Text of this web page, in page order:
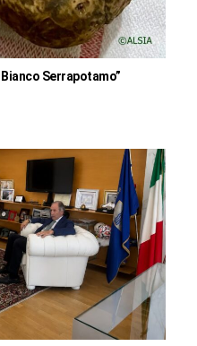
Serrapotamo”